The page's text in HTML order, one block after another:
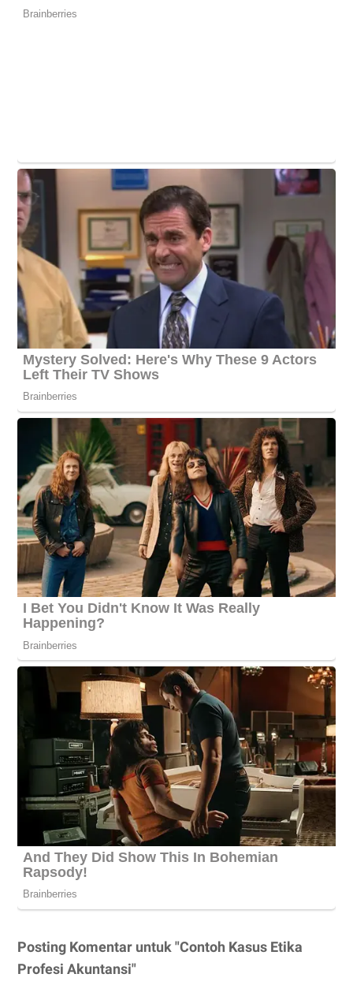
Posting Komentar untuk "Contoh Kasus Etika
Profesi Akuntansi"